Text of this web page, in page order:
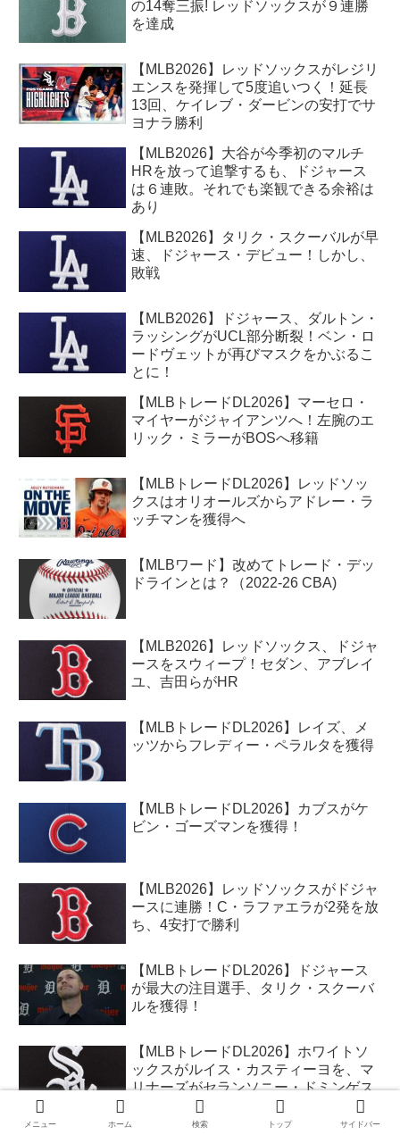
の14奪三振! レッドソックスが９連勝
を達成
【MLB2026】レッドソックスがレジリ
エンスを発揮して5度追いつく！延長
13回、ケイレブ・ダービンの安打でサ
ヨナラ勝利
【MLB2026】大谷が今季初のマルチ
HRを放って追撃するも、ドジャース
は６連敗。それでも楽観できる余裕は
あり
【MLB2026】タリク・スクーバルが早
速、ドジャース・デビュー！しかし、
敗戦
【MLB2026】ドジャース、ダルトン・
ラッシングがUCL部分断裂！ベン・ロ
ードヴェットが再びマスクをかぶるこ
とに！
【MLBトレードDL2026】マーセロ・
マイヤーがジャイアンツへ！左腕のエ
リック・ミラーがBOSへ移籍
【MLBトレードDL2026】レッドソッ
クスはオリオールズからアドレー・ラ
ッチマンを獲得へ
【MLBワード】改めてトレード・デッ
ドラインとは？（2022-26 CBA)
【MLB2026】レッドソックス、ドジャ
ースをスウィープ！セダン、アブレイ
ユ、吉田らがHR
【MLBトレードDL2026】レイズ、メ
ッツからフレディー・ペラルタを獲得
【MLBトレードDL2026】カブスがケ
ビン・ゴーズマンを獲得！
【MLB2026】レッドソックスがドジャ
ースに連勝！C・ラファエラが2発を放
ち、4安打で勝利
【MLBトレードDL2026】ドジャース
が最大の注目選手、タリク・スクーバ
ルを獲得！
【MLBトレードDL2026】ホワイトソ
ックスがルイス・カスティーヨを、マ
リナーズがセランソニー・ドミンゲス
メニュー ホーム 検索 トップ サイドバー